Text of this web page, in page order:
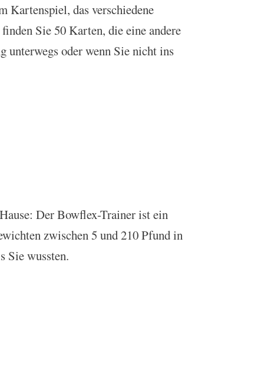
Kartenspiel, das verschiedene
Sie 50 Karten, die eine andere
unterwegs oder wenn Sie nicht ins
Der Bowflex-Trainer ist ein
zwischen 5 und 210 Pfund in
Sie wussten.